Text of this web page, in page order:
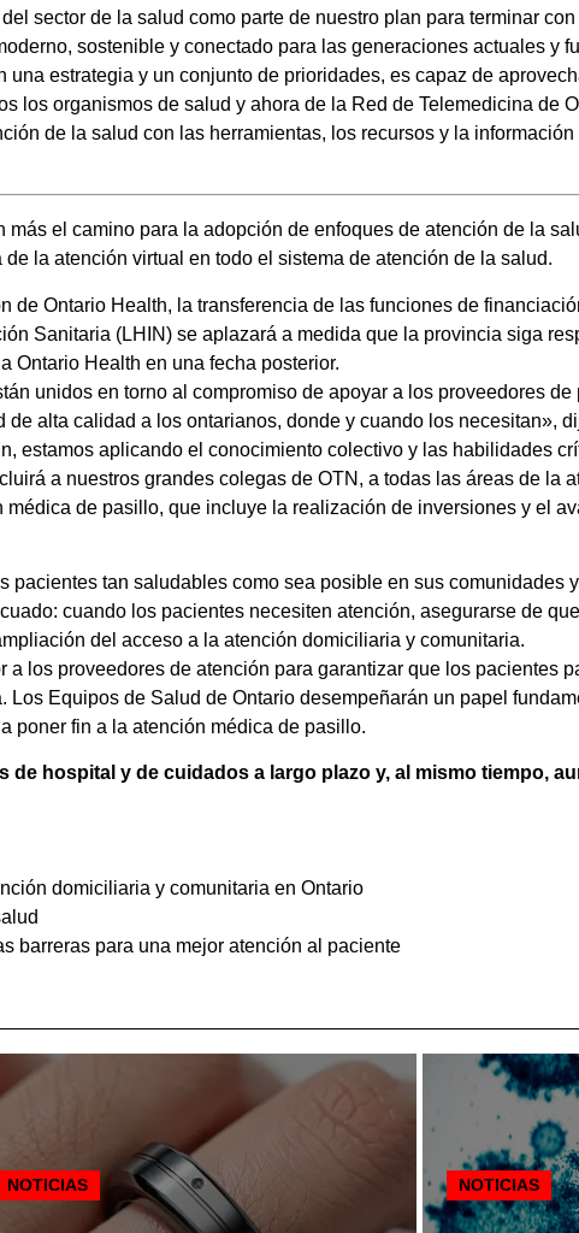
sector de la salud como parte de nuestro plan para terminar
sostenible y conectado para las generaciones actuales y
estrategia y un conjunto de prioridades, es capaz de
los organismos de salud y ahora de la Red de Telemedicina de
de la salud con las herramientas, los recursos y la
el camino para la adopción de enfoques de atención de la
la atención virtual en todo el sistema de atención de la salud.
de Ontario Health, la transferencia de las funciones de
Sanitaria (LHIN) se aplazará a medida que la provincia siga
Ontario Health en una fecha posterior.
unidos en torno al compromiso de apoyar a los proveedores
alta calidad a los ontarianos, donde y cuando los necesitan»,
estamos aplicando el conocimiento colectivo y las habilidades
a nuestros grandes colegas de OTN, a todas las áreas de la
de pasillo, que incluye la realización de inversiones y el
pacientes tan saludables como sea posible en sus comunidades
cuando los pacientes necesiten atención, asegurarse de
del acceso a la atención domiciliaria y comunitaria.
a los proveedores de atención para garantizar que los pacientes
Los Equipos de Salud de Ontario desempeñarán un papel
poner fin a la atención médica de pasillo.
hospital y de cuidados a largo plazo y, al mismo tiempo,
domiciliaria y comunitaria en Ontario
barreras para una mejor atención al paciente
NOTICIAS NOTICIAS